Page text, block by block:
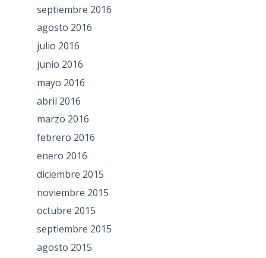
septiembre 2016
agosto 2016
julio 2016
junio 2016
mayo 2016
abril 2016
marzo 2016
febrero 2016
enero 2016
diciembre 2015
noviembre 2015
octubre 2015
septiembre 2015
agosto 2015